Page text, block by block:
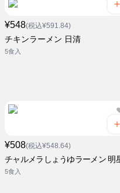
¥548(税込¥591.84)
チキンラーメン 日清
5食入
¥508(税込¥548.64)
チャルメラしょうゆラーメン 明
5食入